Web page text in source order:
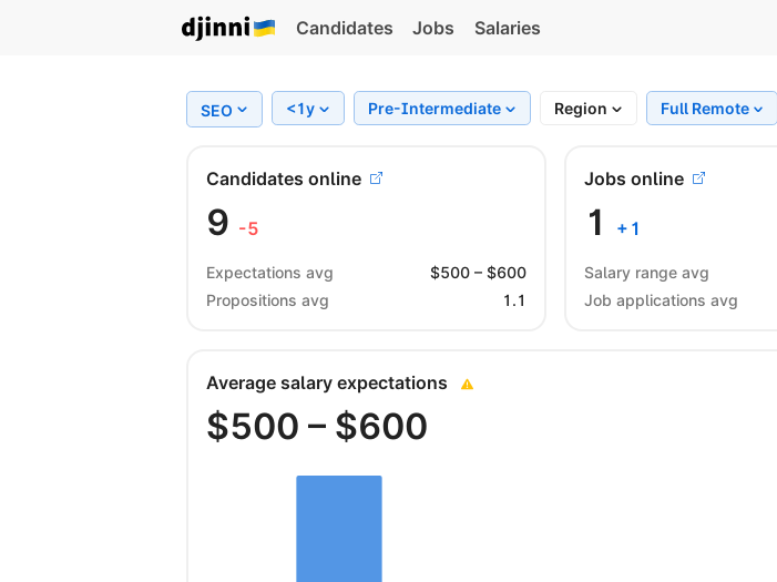
Candidates Jobs Salaries
SEO <1y Pre-Intermediate Region Full Remote
Candidates online
9 -5
Expectations avg $500 – $600
Propositions avg
1.1
Jobs online
1 + 1
Salary range avg
Job applications avg
Average salary expectations
$500 – $600